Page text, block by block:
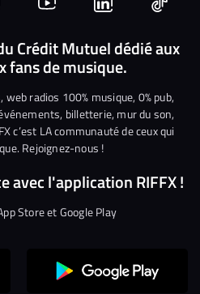
Nous
rejoindre
sur
YouTube
Nous
rejoindre
sur
Linkedin
Nous
Crédit Mutuel dédié aux
fans de musique.
radios 100% musique, 0% pub,
billetterie, mur du son,
c’est LA communauté de ceux qui
Rejoignez-nous !
avec l'application RIFFX !
Store et Google Play